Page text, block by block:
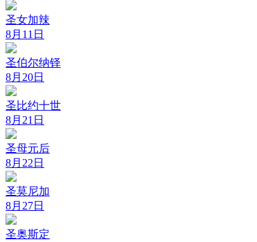
圣女加辣
8月11日
圣伯尔纳铎
8月20日
圣比约十世
8月21日
圣母元后
8月22日
圣莫尼加
8月27日
圣奥斯定